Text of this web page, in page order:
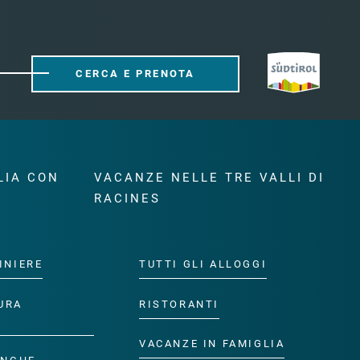
CERCA E PRENOTA
CON
VACANZE NELLE TRE VALLI DI
RACINES
TUTTI GLI ALLOGGI
RISTORANTI
VACANZE IN FAMIGLIA